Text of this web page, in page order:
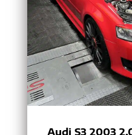
Audi S3 2003